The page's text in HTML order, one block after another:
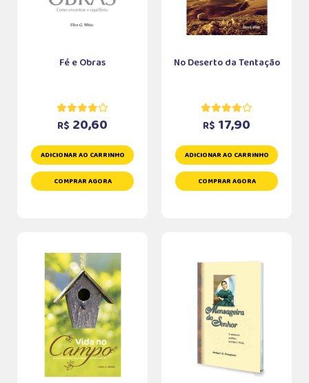
Fé e Obras
R$ 20,60
ADICIONAR AO CARRINHO
COMPRAR AGORA
No Deserto da Tentação
R$ 17,90
ADICIONAR AO CARRINHO
COMPRAR AGORA